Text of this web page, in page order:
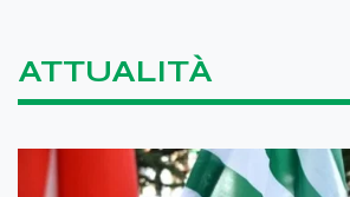
ATTUALITÀ